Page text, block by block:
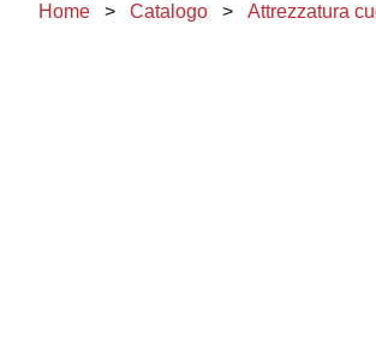
Home > Catalogo > attrezzatura